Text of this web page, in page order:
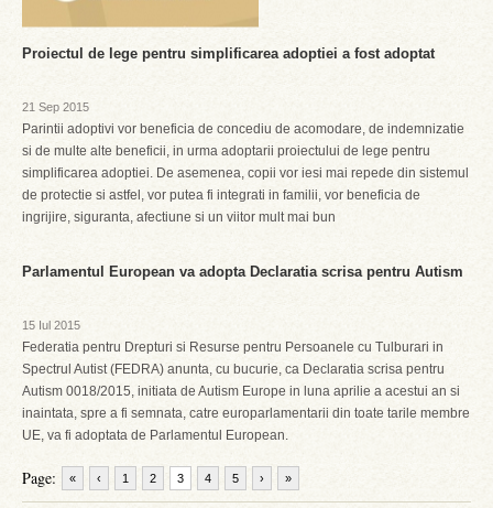
Proiectul de lege pentru simplificarea adoptiei a fost adoptat
21 Sep 2015
Parintii adoptivi vor beneficia de concediu de acomodare, de indemnizatie
si de multe alte beneficii, in urma adoptarii proiectului de lege pentru
simplificarea adoptiei. De asemenea, copii vor iesi mai repede din sistemul
de protectie si astfel, vor putea fi integrati in familii, vor beneficia de
ingrijire, siguranta, afectiune si un viitor mult mai bun
Parlamentul European va adopta Declaratia scrisa pentru Autism
15 Iul 2015
Federatia pentru Drepturi si Resurse pentru Persoanele cu Tulburari in
Spectrul Autist (FEDRA) anunta, cu bucurie, ca Declaratia scrisa pentru
Autism 0018/2015, initiata de Autism Europe in luna aprilie a acestui an si
inaintata, spre a fi semnata, catre europarlamentarii din toate tarile membre
UE, va fi adoptata de Parlamentul European.
Page: « ‹ 1 2 3 4 5 › »